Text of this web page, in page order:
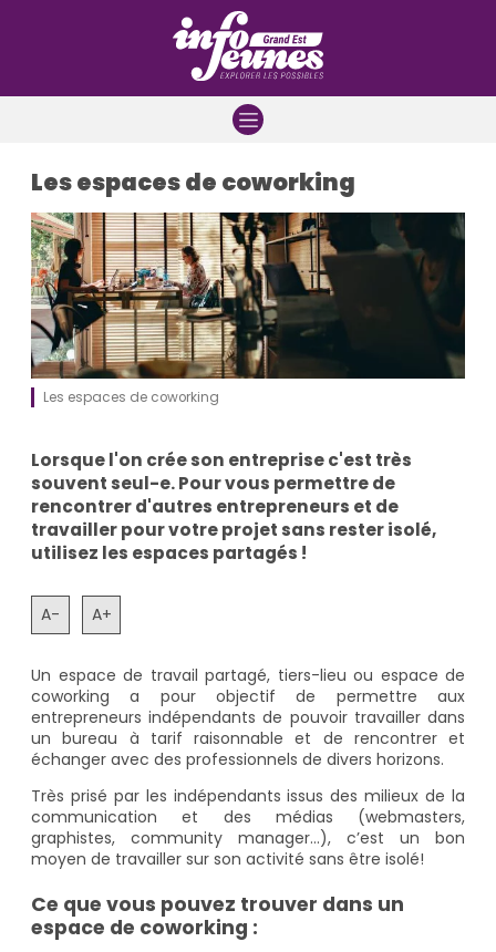
Les espaces de coworking
Les espaces de coworking
Lorsque l'on crée son entreprise c'est très
souvent seul-e. Pour vous permettre de
rencontrer d'autres entrepreneurs et de
travailler pour votre projet sans rester isolé,
utilisez les espaces partagés !
A- A+
Un espace de travail partagé, tiers-lieu ou espace de
coworking a pour objectif de permettre aux
entrepreneurs indépendants de pouvoir travailler dans
un bureau à tarif raisonnable et de rencontrer et
échanger avec des professionnels de divers horizons.
Très prisé par les indépendants issus des milieux de la
communication et des médias (webmasters,
graphistes, community manager…), c’est un bon
moyen de travailler sur son activité sans être isolé!
Ce que vous pouvez trouver dans un
espace de coworking :